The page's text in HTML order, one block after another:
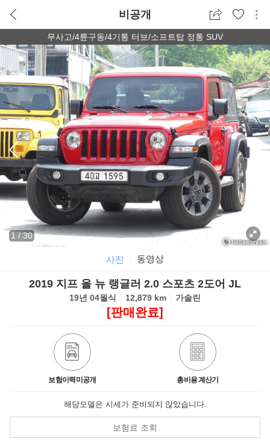
비공개
무사고/4륜구동/4기통 터보/소프트탑 정통 SUV
1 /30
사진 동영상
2019 지프 올 뉴 랭글러 2.0 스포츠 2도어 JL
19년 04월식 12,879 km 가솔린
[판매완료]
보험이력미공개 총비용 계산기
해당모델은 시세가 준비되지 않았습니다.
보험료 조회